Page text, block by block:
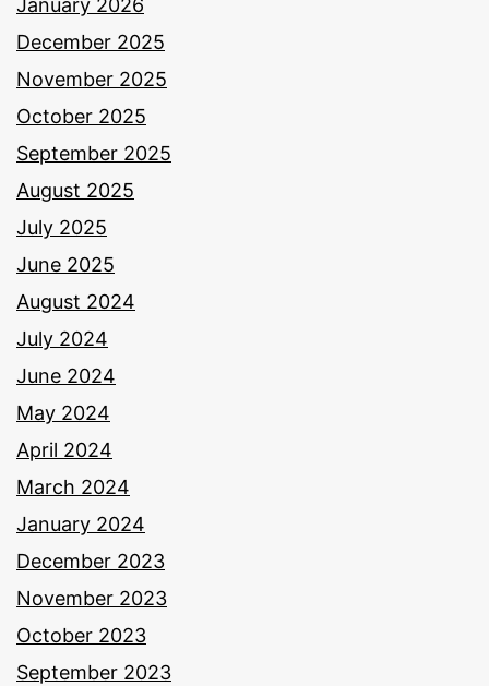
January 2026
December 2025
November 2025
October 2025
September 2025
August 2025
July 2025
June 2025
August 2024
July 2024
June 2024
May 2024
April 2024
March 2024
January 2024
December 2023
November 2023
October 2023
September 2023